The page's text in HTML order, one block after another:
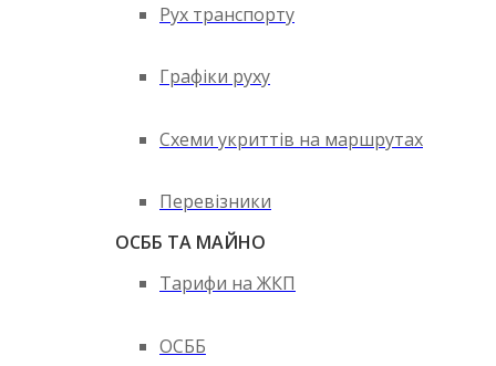
Рух транспорту
Графіки руху
Схеми укриттів на маршрутах
Перевізники
ОСББ ТА МАЙНО
Тарифи на ЖКП
ОСББ